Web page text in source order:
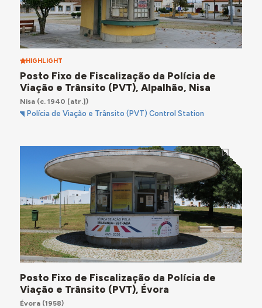
HIGHLIGHT
Posto Fixo de Fiscalização da Polícia de
Viação e Trânsito (PVT), Alpalhão, Nisa
Nisa(c. 1940 [atr.])
Polícia de Viação e Trânsito (PVT) Control Station
Posto Fixo de Fiscalização da Polícia de
Viação e Trânsito (PVT), Évora
Évora(1958)